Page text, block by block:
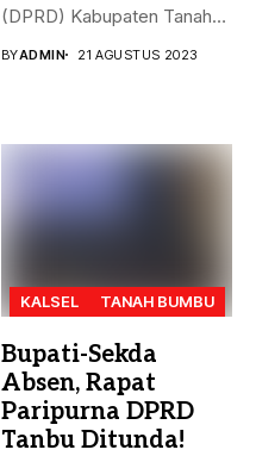
(DPRD) Kabupaten Tanah
BYADMIN 21 AGUSTUS 2023
KALSEL TANAH BUMBU
Bupati-Sekda
Absen, Rapat
Paripurna DPRD
Tanbu Ditunda!